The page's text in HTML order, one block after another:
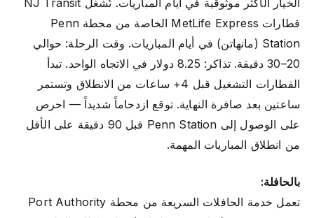
الخيار الأكثر موثوقية في أيام المباريات. تُشغّل NJ Transit
قطارات MetLife Express الخاصة من محطة Penn
Station (مانهاتن) في أيام المباريات. وقت الرحلة: حوالي
20–30 دقيقة. تذاكر: 8.25 دولار في الاتجاه الواحد. تبدأ
القطارات التشغيل قبل 4+ ساعات من الانطلاق وتستمر
ساعتين بعد صافرة النهاية. توقع ازدحاماً شديداً — احرص
على الوصول إلى Penn Station قبل 90 دقيقة على الأقل
من انطلاق المباريات المهمة.
بالحافلة:
تعمل خدمة الحافلات السريعة من محطة Port Authority